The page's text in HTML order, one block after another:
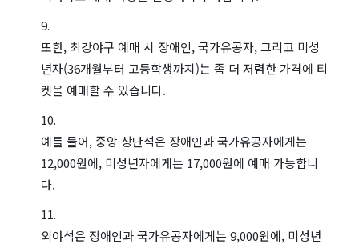
또한, 최강야구 예매 시 장애인, 국가유공자, 그리고 미성
년자(36개월부터 고등학생까지)는 좀 더 저렴한 가격에 티
켓을 예매할 수 있습니다.
예를 들어, 중앙 상단석은 장애인과 국가유공자에게는
12,000원에, 미성년자에게는 17,000원에 예매 가능합니
다.
외야석은 장애인과 국가유공자에게는 9,000원에, 미성년